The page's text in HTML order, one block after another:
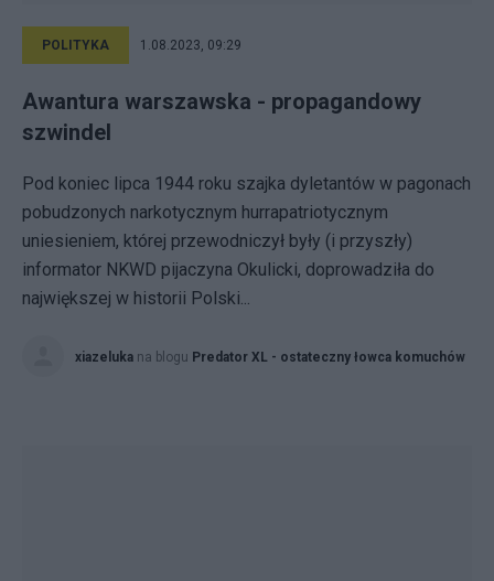
POLITYKA 1.08.2023, 09:29
Awantura warszawska - propagandowy
szwindel
Pod koniec lipca 1944 roku szajka dyletantów w pagonach
pobudzonych narkotycznym hurrapatriotycznym
uniesieniem, której przewodniczył były (i przyszły)
informator NKWD pijaczyna Okulicki, doprowadziła do
największej w historii Polski...
xiazeluka na blogu Predator XL - ostateczny łowca komuchów